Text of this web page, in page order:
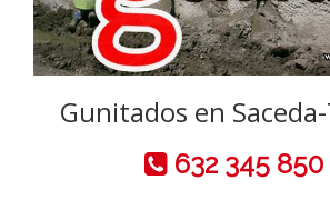
Gunitados en
632 345 850